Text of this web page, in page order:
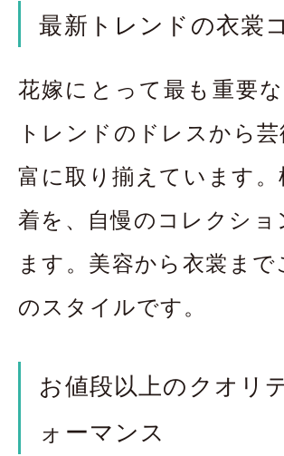
最新トレンドの衣裳
花嫁にとって最も重要
トレンドのドレスから
富に取り揃えています
着を、自慢のコレクシ
ます。美容から衣裳ま
のスタイルです。
お値段以上のクオリ
ォーマンス